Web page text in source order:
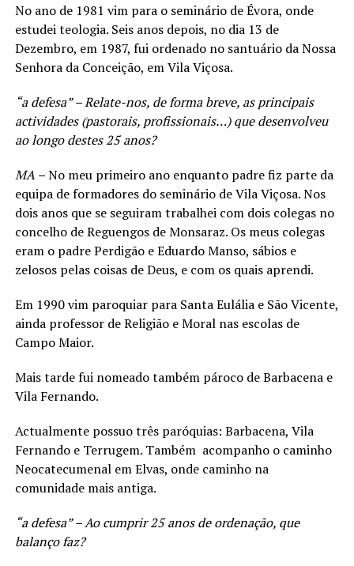
No ano de 1981 vim para o seminário de Évora, onde
estudei teologia. Seis anos depois, no dia 13 de
Dezembro, em 1987, fui ordenado no santuário da Nossa
Senhora da Conceição, em Vila Viçosa.
“a defesa” – Relate-nos, de forma breve, as principais
actividades (pastorais, profissionais…) que desenvolveu
ao longo destes 25 anos?
MA –No meu primeiro ano enquanto padre fiz parte da
equipa de formadores do seminário de Vila Viçosa. Nos
dois anos que se seguiram trabalhei com dois colegas no
concelho de Reguengos de Monsaraz. Os meus colegas
eram o padre Perdigão e Eduardo Manso, sábios e
zelosos pelas coisas de Deus, e com os quais aprendi.
Em 1990 vim paroquiar para Santa Eulália e São Vicente,
ainda professor de Religião e Moral nas escolas de
Campo Maior.
Mais tarde fui nomeado também pároco de Barbacena e
Vila Fernando.
Actualmente possuo três paróquias: Barbacena, Vila
Fernando e Terrugem. Também acompanho o caminho
Neocatecumenal em Elvas, onde caminho na
comunidade mais antiga.
“a defesa” – Ao cumprir 25 anos de ordenação, que
balanço faz?